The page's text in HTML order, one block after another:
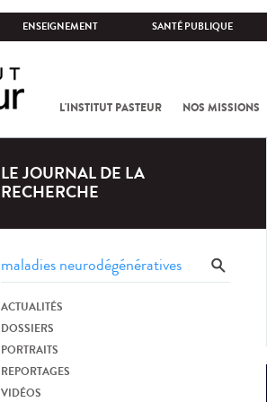
ENSEIGNEMENT SANTÉ PUBLIQUE
L'INSTITUT PASTEUR NOS MISSIONS
LE JOURNAL DE LA
RECHERCHE
ACTUALITÉS
DOSSIERS
PORTRAITS
REPORTAGES
VIDÉOS